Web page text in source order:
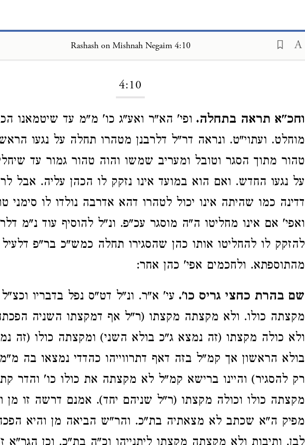
Rashash on Mishnah Negaim 4:10
4:10
וחכ"א תראה בתחלה. ופי' הא"ר ואע"ג כו' מ"מ עד שיטמאנו
מוחלט. ועתוי"ט. ונראה דר"ל דלרבנן מטהרו תחלה על נגעו
טהור מתוך הסגר וטובל ומעריב שמשו והוה טהור גמור עד
על נגעו החדש. ואם הוא במועד אינו נזקק לו הכהן עליה. אבל
דדינה כמו שהיתה אינו יכול לטהרו דהא אדרבה נולדו לו סימני
ואפי' אם אינו מחליטו ה"ה מוסגר עכ"פ. ונ"ל להוסיף עוד נ"מ
להזקק לו להחליטו אותו כהן שהסגירו תחלה כמש"כ בר"פ דלעיל
מהתוספתא. ולחכמים אפי' כהן אחר:
שם בהרת כחצי גריס כו'. עי' א"ר. ונ"ל דט"ס נפל בדבריו
מקצתה כולו. ולא מקצתה מקצתו (ר"ל אף דמקצתו השניה
ולא כולה מקצתו (זה נמצא ג"כ בולא השני) ומקצתה כולו (זה
בולא הראשון אך קמ"ל בזה דאף דתרווייהו כהדדי נמצאו בה מ"מ
רק להסגיר) והיינו ברישא קמ"ל לא מקצתה את כולו כו' והדר
מקצתה כולו וכולה מקצתו (ר"ל שניהם יחד). אמנם דרשה זו מן
מפיק ה"א שכתב לא מצאתיה בת"כ. והר"ש הביאה מן והיא